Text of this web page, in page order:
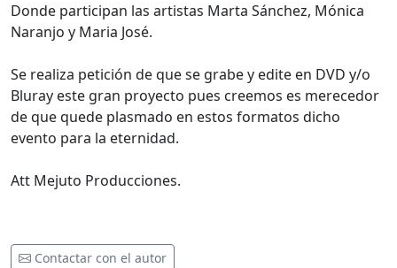
Donde participan las artistas Marta Sánchez, Mónica
Naranjo y Maria José.
Se realiza petición de que se grabe y edite en DVD y/o
Bluray este gran proyecto pues creemos es merecedor
de que quede plasmado en estos formatos dicho
evento para la eternidad.
Att Mejuto Producciones.
Contactar con el autor